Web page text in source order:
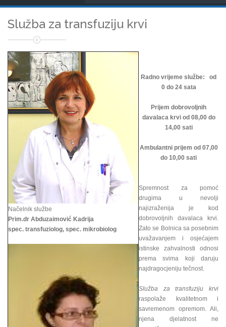
Služba za transfuziju krvi
Načelnik službe
Prim.dr Abduzaimović Kadrija
spec. transfuziolog, spec. mikrobiolog
Radno vrijeme službe: od
0 do 24 sata
Prijem dobrovoljnih
davalaca krvi od 08,00 do
14,00 sati
Ambulantni prijem od 07,00
do 10,00 sati
Spremnost za pomoć
drugima u nevolji
najizraženija je kod
dobrovoljnih davalaca krvi.
Zato se Bolnica sa posebnim
uvažavanjem i osjećajem
istinske zahvalnosti odnosi
prema svima koji daruju
najdragocjeniju tečnost.
Služba za transfuziju krvi
raspolaže kvalitetnom i
savremenom opremom. Ali,
njena djelatnost ne